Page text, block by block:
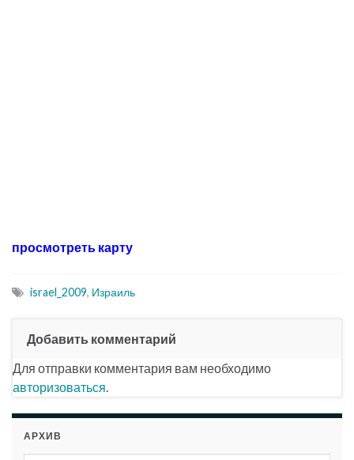
просмотреть карту
israel_2009, Израиль
Добавить комментарий
Для отправки комментария вам необходимо
авторизоваться
АРХИВ